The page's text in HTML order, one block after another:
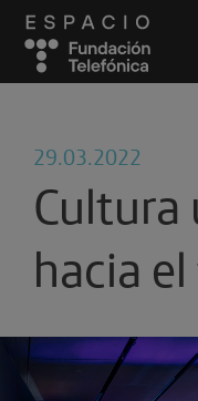
29.03.2022
Cultura
hacia